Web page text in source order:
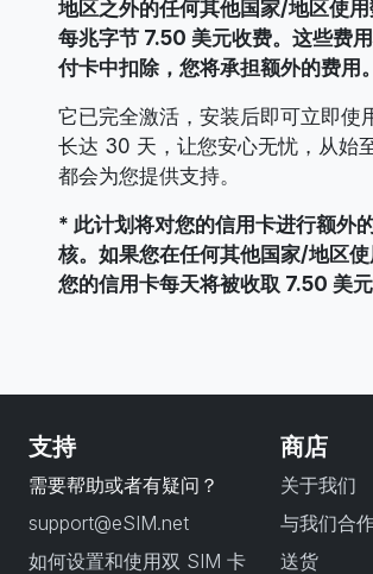
地区之外的任何其他国家/地区使
每兆字节 7.50 美元收费。这些费
付卡中扣除，您将承担额外的费用。
它已完全激活，安装后即可立即使
长达 30 天，让您安心无忧，从始
都会为您提供支持。
* 此计划将对您的信用卡进行额外
核。如果您在任何其他国家/地区使
您的信用卡每天将被收取 7.50 美元
支持
需要帮助或者有疑问？
support@eSIM.net
如何设置和使用双 SIM 卡
商店
关于我们
与我们合
送货